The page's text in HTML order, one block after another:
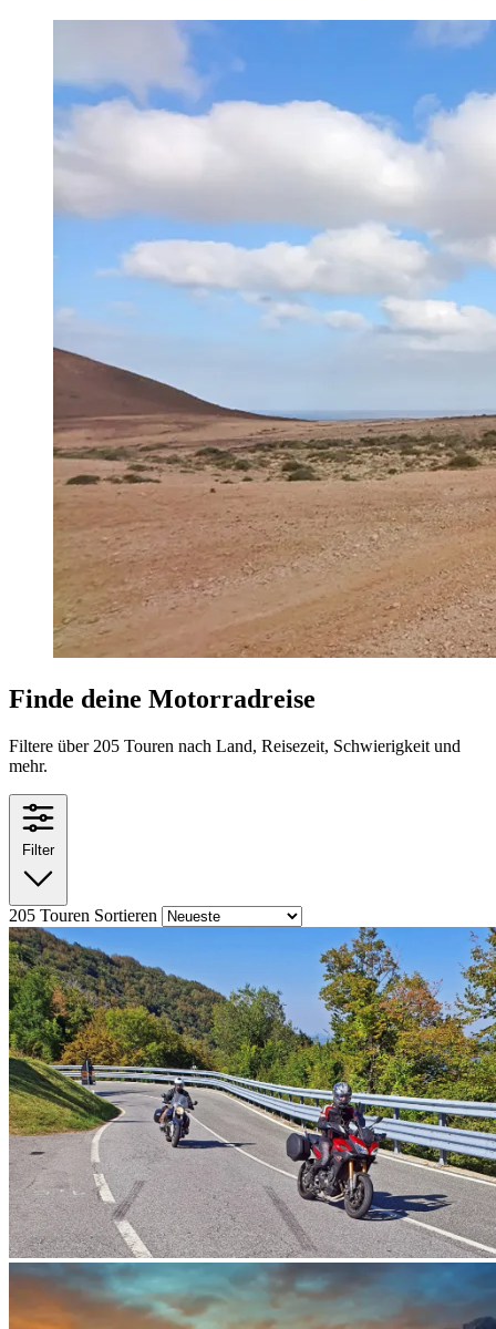
Finde deine Motorradreise
Filtere über 205 Touren nach Land, Reisezeit, Schwierigkeit und
mehr.
Filter
205 Touren Sortieren